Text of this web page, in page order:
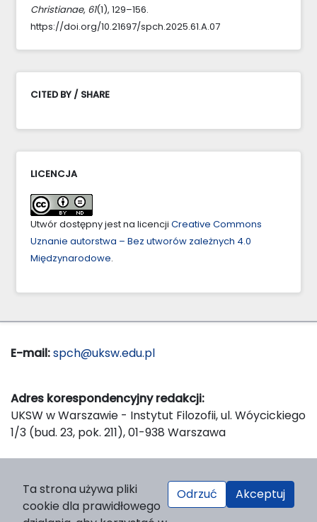
Christianae, 61(1), 129–156.
https://doi.org/10.21697/spch.2025.61.A.07
CITED BY / SHARE
LICENCJA
Utwór dostępny jest na licencji Creative Commons
Uznanie autorstwa – Bez utworów zależnych 4.0
Międzynarodowe.
E-mail:spch@uksw.edu.pl
Adres korespondencyjny redakcji:
UKSW w Warszawie - Instytut Filozofii, ul. Wóycickiego
1/3 (bud. 23, pok. 211), 01-938 Warszawa
Wydawnictwo Naukowe UKSW, ul. Dewajtis 5, domek
nr 2, 01-815 Warszawa
Ta strona używa pliki
cookie dla prawidłowego
Odrzuć Akceptuj